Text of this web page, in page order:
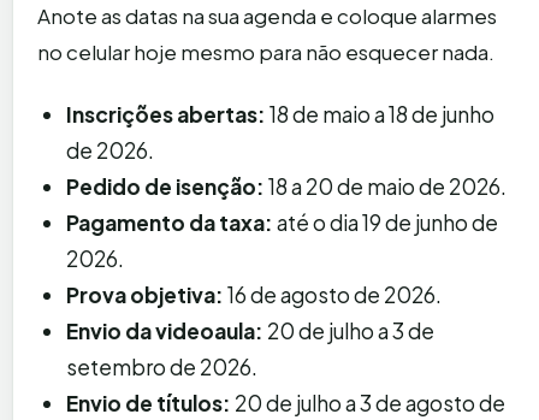
Anote as datas na sua agenda e coloque alarmes
no celular hoje mesmo para não esquecer nada.
Inscrições abertas: 18 de maio a 18 de junho
de 2026.
Pedido de isenção: 18 a 20 de maio de 2026.
Pagamento da taxa: até o dia 19 de junho de
2026.
Prova objetiva: 16 de agosto de 2026.
Envio da videoaula: 20 de julho a 3 de
setembro de 2026.
Envio de títulos: 20 de julho a 3 de agosto de